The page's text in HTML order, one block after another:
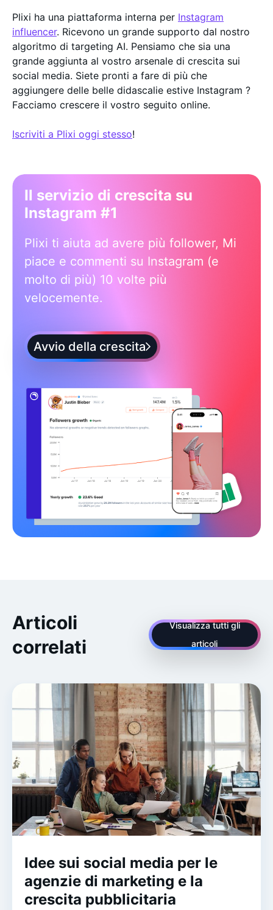
Plixi ha una piattaforma interna per Instagram
influencer. Ricevono un grande supporto dal nostro
algoritmo di targeting AI. Pensiamo che sia una
grande aggiunta al vostro arsenale di crescita sui
social media. Siete pronti a fare di più che
aggiungere delle belle didascalie estive Instagram ?
Facciamo crescere il vostro seguito online.
Iscriviti a Plixi oggi stesso!
Il servizio di crescita su
Instagram #1
Plixi ti aiuta ad avere più follower, Mi
piace e commenti su Instagram (e
molto di più) 10 volte più
velocemente.
Avvio della crescita
Articoli
correlati
Visualizza tutti gli
articoli
Idee sui social media per le
agenzie di marketing e la
crescita pubblicitaria